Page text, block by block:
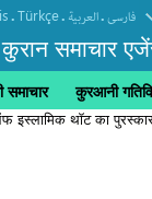
.Türkçe. العربیة.فارسی
कुरान समाचार
समाचार कुरआनी
इस्लामिक थॉट का